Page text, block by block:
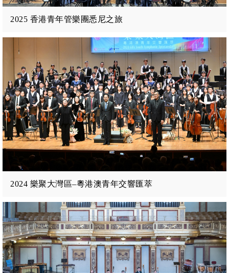
2025 香港青年管樂團悉尼之旅
2024 樂聚大灣區–粵港澳青年交響匯萃